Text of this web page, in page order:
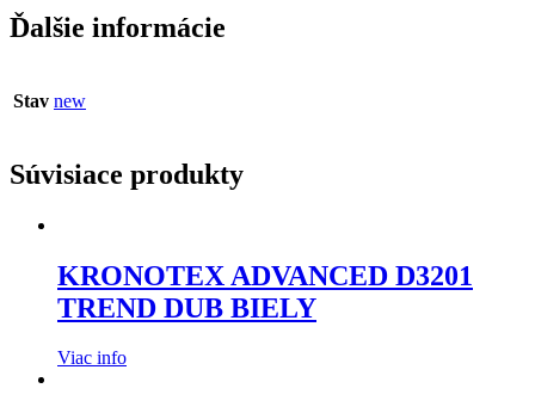
Ďalšie informácie
Stav new
Súvisiace produkty
KRONOTEX ADVANCED D3201
TREND DUB BIELY
Viac info